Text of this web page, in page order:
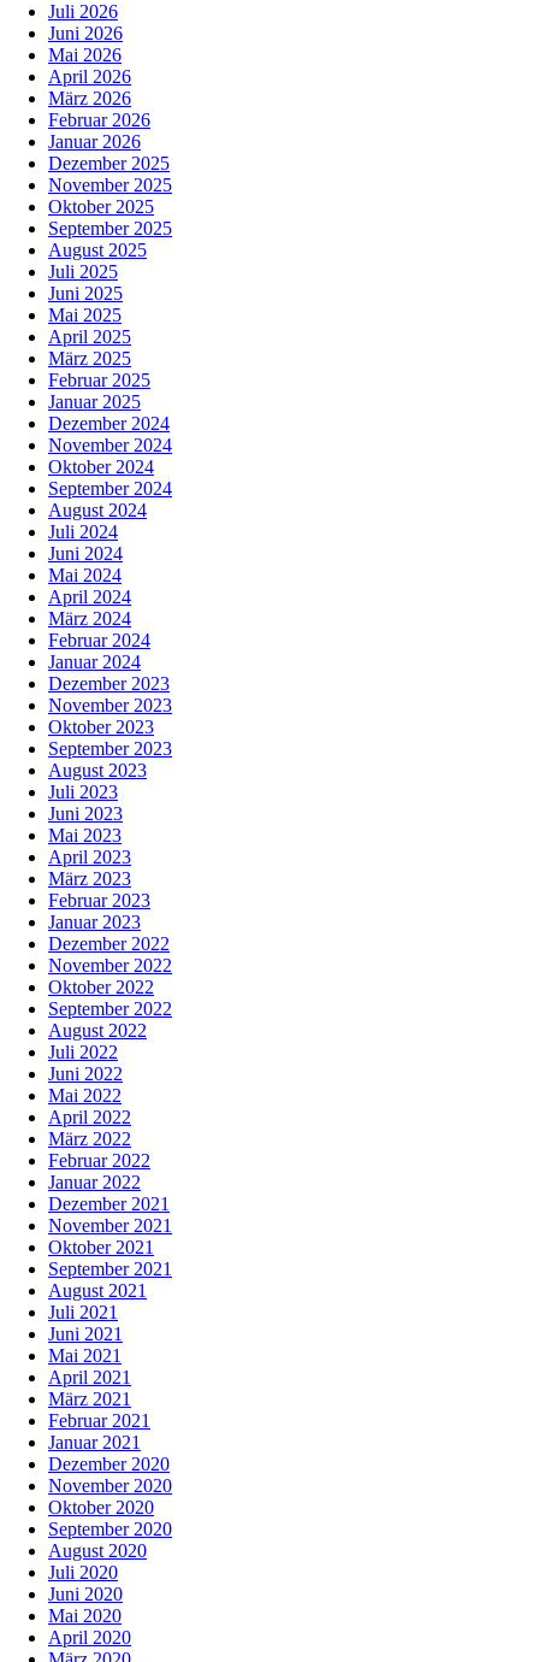
Juli 2026
Juni 2026
Mai 2026
April 2026
März 2026
Februar 2026
Januar 2026
Dezember 2025
November 2025
Oktober 2025
September 2025
August 2025
Juli 2025
Juni 2025
Mai 2025
April 2025
März 2025
Februar 2025
Januar 2025
Dezember 2024
November 2024
Oktober 2024
September 2024
August 2024
Juli 2024
Juni 2024
Mai 2024
April 2024
März 2024
Februar 2024
Januar 2024
Dezember 2023
November 2023
Oktober 2023
September 2023
August 2023
Juli 2023
Juni 2023
Mai 2023
April 2023
März 2023
Februar 2023
Januar 2023
Dezember 2022
November 2022
Oktober 2022
September 2022
August 2022
Juli 2022
Juni 2022
Mai 2022
April 2022
März 2022
Februar 2022
Januar 2022
Dezember 2021
November 2021
Oktober 2021
September 2021
August 2021
Juli 2021
Juni 2021
Mai 2021
April 2021
März 2021
Februar 2021
Januar 2021
Dezember 2020
November 2020
Oktober 2020
September 2020
August 2020
Juli 2020
Juni 2020
Mai 2020
April 2020